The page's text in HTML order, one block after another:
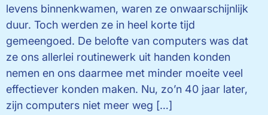
levens binnenkwamen, waren ze onwaarschijnlijk
duur. Toch werden ze in heel korte tijd
gemeengoed. De belofte van computers was dat
ze ons allerlei routinewerk uit handen konden
nemen en ons daarmee met minder moeite veel
effectiever konden maken. Nu, zo’n 40 jaar later,
zijn computers niet meer weg […]